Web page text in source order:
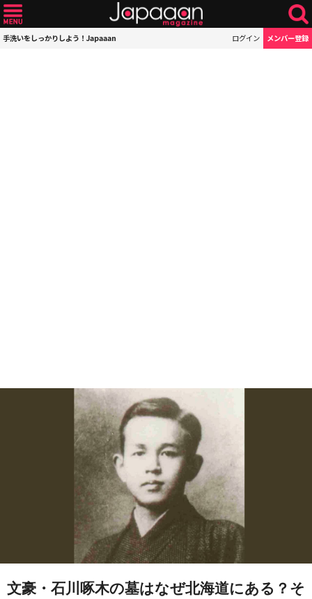
手洗いをしっかりしよう！Japaaan ログイン メンバー登録
文豪・石川啄木の墓はなぜ北海道にある？そ